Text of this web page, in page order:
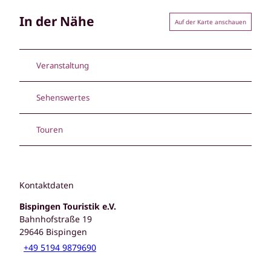
In der Nähe Auf der Karte anschauen
Veranstaltung
Sehenswertes
Touren
Kontaktdaten
Bispingen Touristik e.V.
Bahnhofstraße 19
29646 Bispingen
+49 5194 9879690